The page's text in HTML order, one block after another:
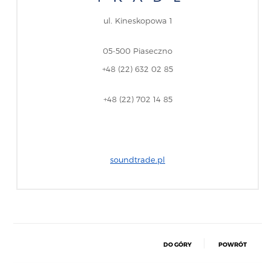
ul. Kineskopowa 1
05-500 Piaseczno
+48 (22) 632 02 85
+48 (22) 702 14 85
soundtrade.pl
DO GÓRY POWRÓT